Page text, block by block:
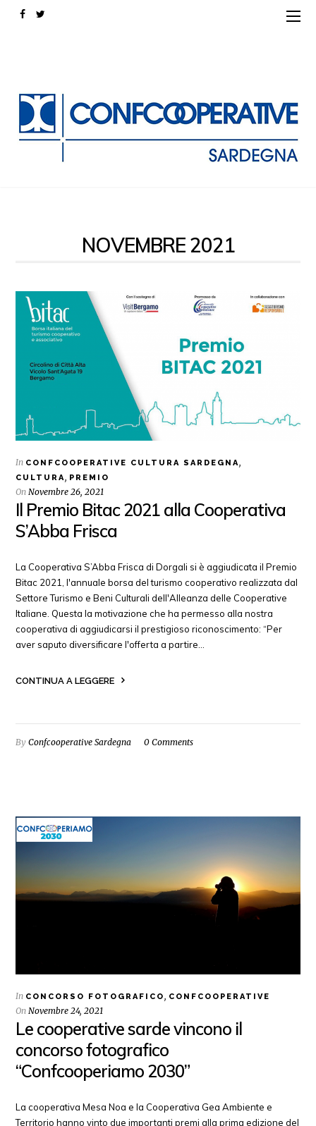
NOVEMBRE 2021
In CONFCOOPERATIVE CULTURA SARDEGNA ,
CULTURA , PREMIO
On Novembre 26, 2021
Il Premio Bitac 2021 alla Cooperativa
S’Abba Frisca
La Cooperativa S’Abba Frisca di Dorgali si è aggiudicata il Premio
Bitac 2021, l'annuale borsa del turismo cooperativo realizzata dal
Settore Turismo e Beni Culturali dell'Alleanza delle Cooperative
Italiane. Questa la motivazione che ha permesso alla nostra
cooperativa di aggiudicarsi il prestigioso riconoscimento: “Per
aver saputo diversificare l'offerta a partire…
CONTINUA A LEGGERE
ByConfcooperative Sardegna 0 Comments
In CONCORSO FOTOGRAFICO, CONFCOOPERATIVE
On Novembre 24, 2021
Le cooperative sarde vincono il
concorso fotografico
“Confcooperiamo 2030”
La cooperativa Mesa Noa e la Cooperativa Gea Ambiente e
Territorio hanno vinto due importanti premi alla prima edizione del